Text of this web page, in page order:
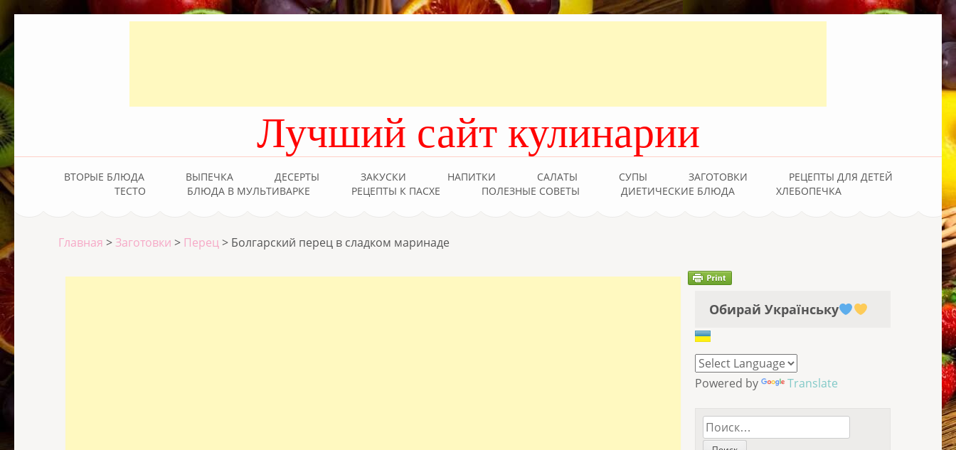
Лучший сайт кулинарии
ВТОРЫЕ БЛЮДА ВЫПЕЧКА ДЕСЕРТЫ ЗАКУСКИ НАПИТКИ САЛАТЫ СУПЫ ЗАГОТОВКИ
РЕЦЕПТЫ ДЛЯ ДЕТЕЙ
ТЕСТО
БЛЮДА В МУЛЬТИВАРКЕ РЕЦЕПТЫ К ПАСХЕ ПОЛЕЗНЫЕ СОВЕТЫ ДИЕТИЧЕСКИЕ БЛЮДА ХЛЕБОПЕЧКА
Главная >Заготовки > Перец> Болгарский перец в сладком маринаде
Обирай Українську
Powered by Translate
Найти: